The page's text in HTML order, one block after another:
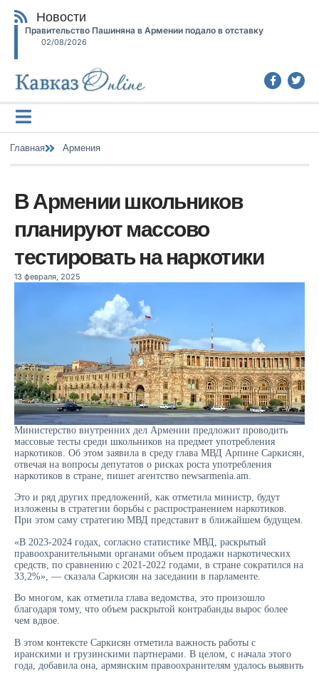
Новости
Правительство Пашиняна в Армении подало в отставку
02/08/2026
Главная Армения
В Армении школьников
планируют массово
тестировать на наркотики
13 февраля, 2025
Министерство внутренних дел Армении предложит проводить
массовые тесты среди школьников на предмет употребления
наркотиков. Об этом заявила в среду глава МВД Арпине Саркисян,
отвечая на вопросы депутатов о рисках роста употребления
наркотиков в стране, пишет агентство newsarmenia.am.
Это и ряд других предложений, как отметила министр, будут
изложены в стратегии борьбы с распространением наркотиков.
При этом саму стратегию МВД представит в ближайшем будущем.
«В 2023-2024 годах, согласно статистике МВД, раскрытый
правоохранительными органами объем продажи наркотических
средств, по сравнению с 2021-2022 годами, в стране сократился на
33,2%», — сказала Саркисян на заседании в парламенте.
Во многом, как отметила глава ведомства, это произошло
благодаря тому, что объем раскрытой контрабанды вырос более
чем вдвое.
В этом контексте Саркисян отметила важность работы с
иранскими и грузинскими партнерами. В целом, с начала этого
года, добавила она, армянским правоохранителям удалось выявить